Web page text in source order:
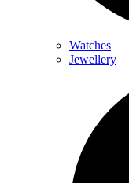
Watches
Jewellery